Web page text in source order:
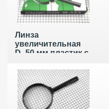
Линза
увеличительная
D- 50 мм пластик с